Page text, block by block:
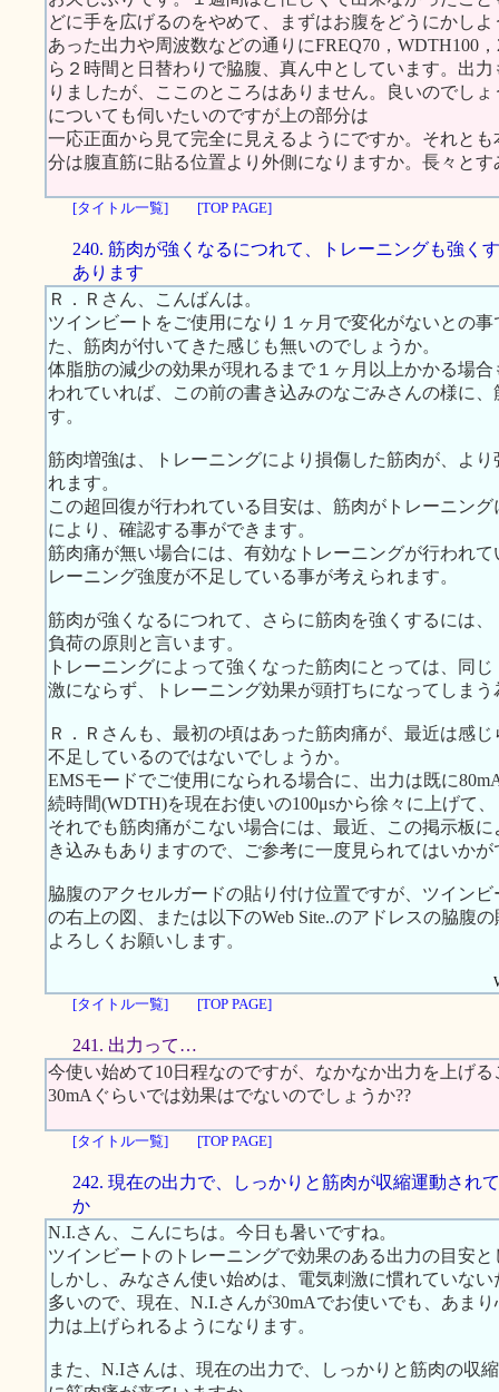
どに手を広げるのをやめて、まずはお腹をどうにかし
あった出力や周波数などの通りにFREQ70，WDTH100
ら２時間と日替わりで脇腹、真ん中としています。出
りましたが、ここのところはありません。良いのでし
についても伺いたいのですが上の部分は
一応正面から見て完全に見えるようにですか。それと
分は腹直筋に貼る位置より外側になりますか。長々と
[タイトル一覧] [TOP PAGE]
240. 筋肉が強くなるにつれて、トレーニングも強く
あります
Ｒ．Ｒさん、こんばんは。
ツインビートをご使用になり１ヶ月で変化がないとの
た、筋肉が付いてきた感じも無いのでしょうか。
体脂肪の減少の効果が現れるまで１ヶ月以上かかる場
われていれば、この前の書き込みのなごみさんの様に
す。
筋肉増強は、トレーニングにより損傷した筋肉が、よ
れます。
この超回復が行われている目安は、筋肉がトレーニン
により、確認する事ができます。
筋肉痛が無い場合には、有効なトレーニングが行われ
レーニング強度が不足している事が考えられます。
筋肉が強くなるにつれて、さらに筋肉を強くするには
負荷の原則と言います。
トレーニングによって強くなった筋肉にとっては、同
激にならず、トレーニング効果が頭打ちになってしまう
Ｒ．Ｒさんも、最初の頃はあった筋肉痛が、最近は感
不足しているのではないでしょうか。
EMSモードでご使用になられる場合に、出力は既に
続時間(WDTH)を現在お使いの100μsから徐々に上げて
それでも筋肉痛がこない場合には、最近、この掲示板
き込みもありますので、ご参考に一度見られてはいか
脇腹のアクセルガードの貼り付け位置ですが、ツイン
の右上の図、または以下のWeb Site..のアドレスの脇腹
よろしくお願いします。
[タイトル一覧]
[TOP PAGE]
241. 出力って…
今使い始めて10日程なのですが、なかなか出力を上げ
30mAぐらいでは効果はでないのでしょうか??
[タイトル一覧] [TOP PAGE]
242. 現在の出力で、しっかりと筋肉が収縮運動され
か
N.I.さん、こんにちは。今日も暑いですね。
ツインビートのトレーニングで効果のある出力の目安
しかし、みなさん使い始めは、電気刺激に慣れていな
多いので、現在、N.I.さんが30mAでお使いでも、あま
力は上げられるようになります。
また、N.Iさんは、現在の出力で、しっかりと筋肉の収